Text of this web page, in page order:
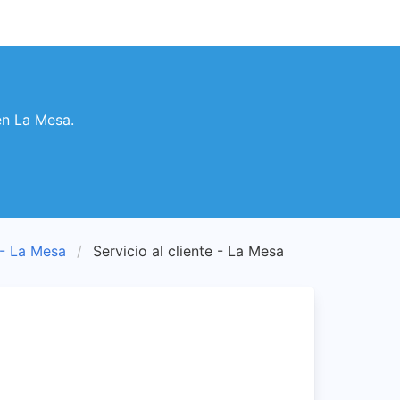
La Mesa.
La Mesa Servicio al cliente - La Mesa